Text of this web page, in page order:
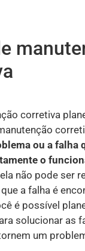
corretiva
ou a falha
o
não pode ser
a falha é
é possível
solucionar as
um